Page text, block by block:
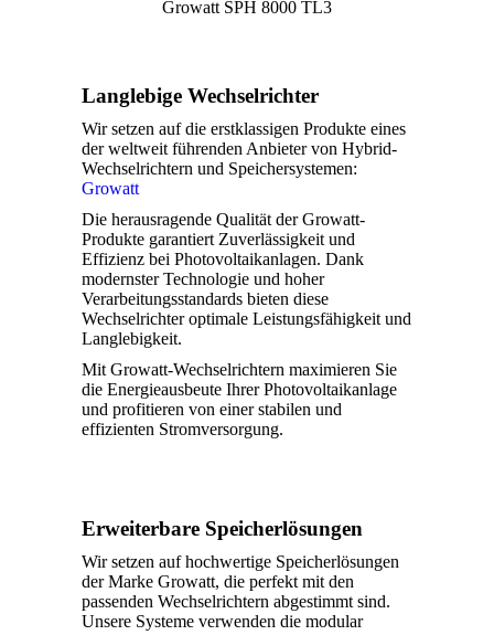
Growatt SPH 8000 TL3
Langlebige Wechselrichter
Wir setzen auf die erstklassigen Produkte eines
der weltweit führenden Anbieter von Hybrid-
Wechselrichtern und Speichersystemen:
Growatt
Die herausragende Qualität der Growatt-
Produkte garantiert Zuverlässigkeit und
Effizienz bei Photovoltaikanlagen. Dank
modernster Technologie und hoher
Verarbeitungsstandards bieten diese
Wechselrichter optimale Leistungsfähigkeit und
Langlebigkeit.
Mit Growatt-Wechselrichtern maximieren Sie
die Energieausbeute Ihrer Photovoltaikanlage
und profitieren von einer stabilen und
effizienten Stromversorgung.
Erweiterbare Speicherlösungen
Wir setzen auf hochwertige Speicherlösungen
der Marke Growatt, die perfekt mit den
passenden Wechselrichtern abgestimmt sind.
Unsere Systeme verwenden die modular